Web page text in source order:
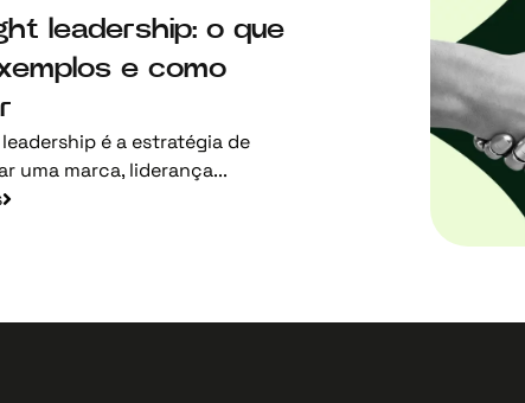
leadership: o que
e como
é a estratégia de
uma marca, liderança...